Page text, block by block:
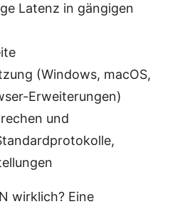
Latenz in gängigen
(Windows, macOS,
Erweiterungen)
und
wirklich? Eine